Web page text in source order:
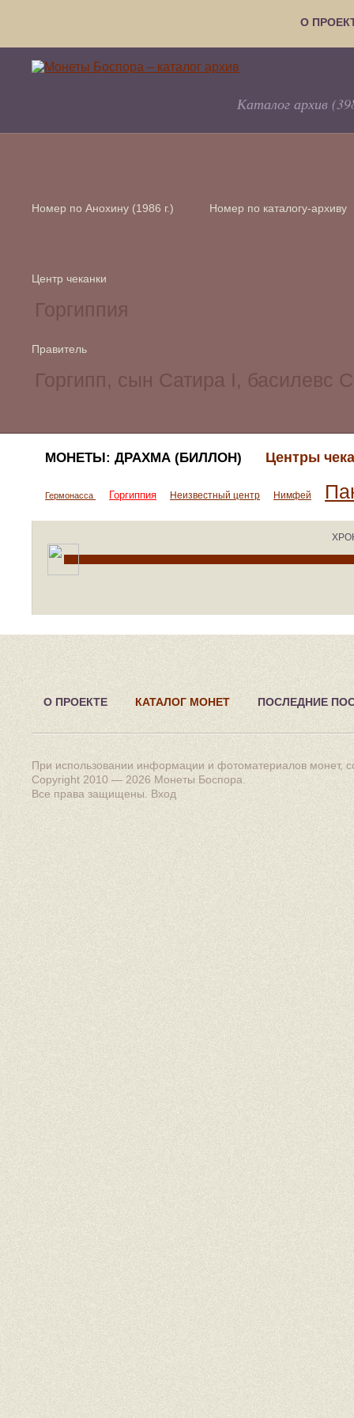
О
Каталог архив
Номер по Анохину (1986 г.) Номер по каталогу-архиву
Центр чеканки
Правитель
МОНЕТЫ: ДРАХМА (БИЛЛОН) Центры
Гермонасса Горгиппия Неизвестный центр Нимфей
О ПРОЕКТЕ КАТАЛОГ МОНЕТ ПОСЛЕДНИЕ
При использовании информации и фотоматериалов монет,
Copyright 2010 — 2026 Монеты Боспора
Все права защищены. Вход